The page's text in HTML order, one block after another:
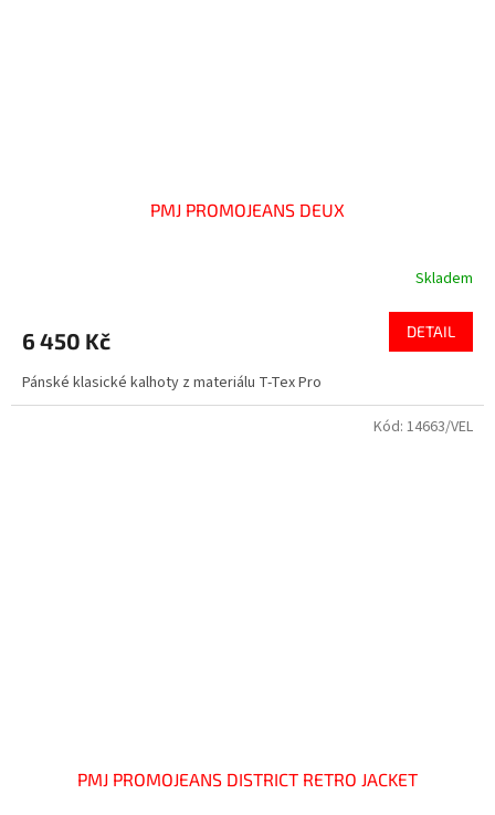
PMJ PROMOJEANS DEUX
Skladem
6 450 Kč DETAIL
Pánské klasické kalhoty z materiálu T-Tex Pro
PMJ PROMOJEANS DISTRICT RETRO JACKET
Kód: 14663/VEL